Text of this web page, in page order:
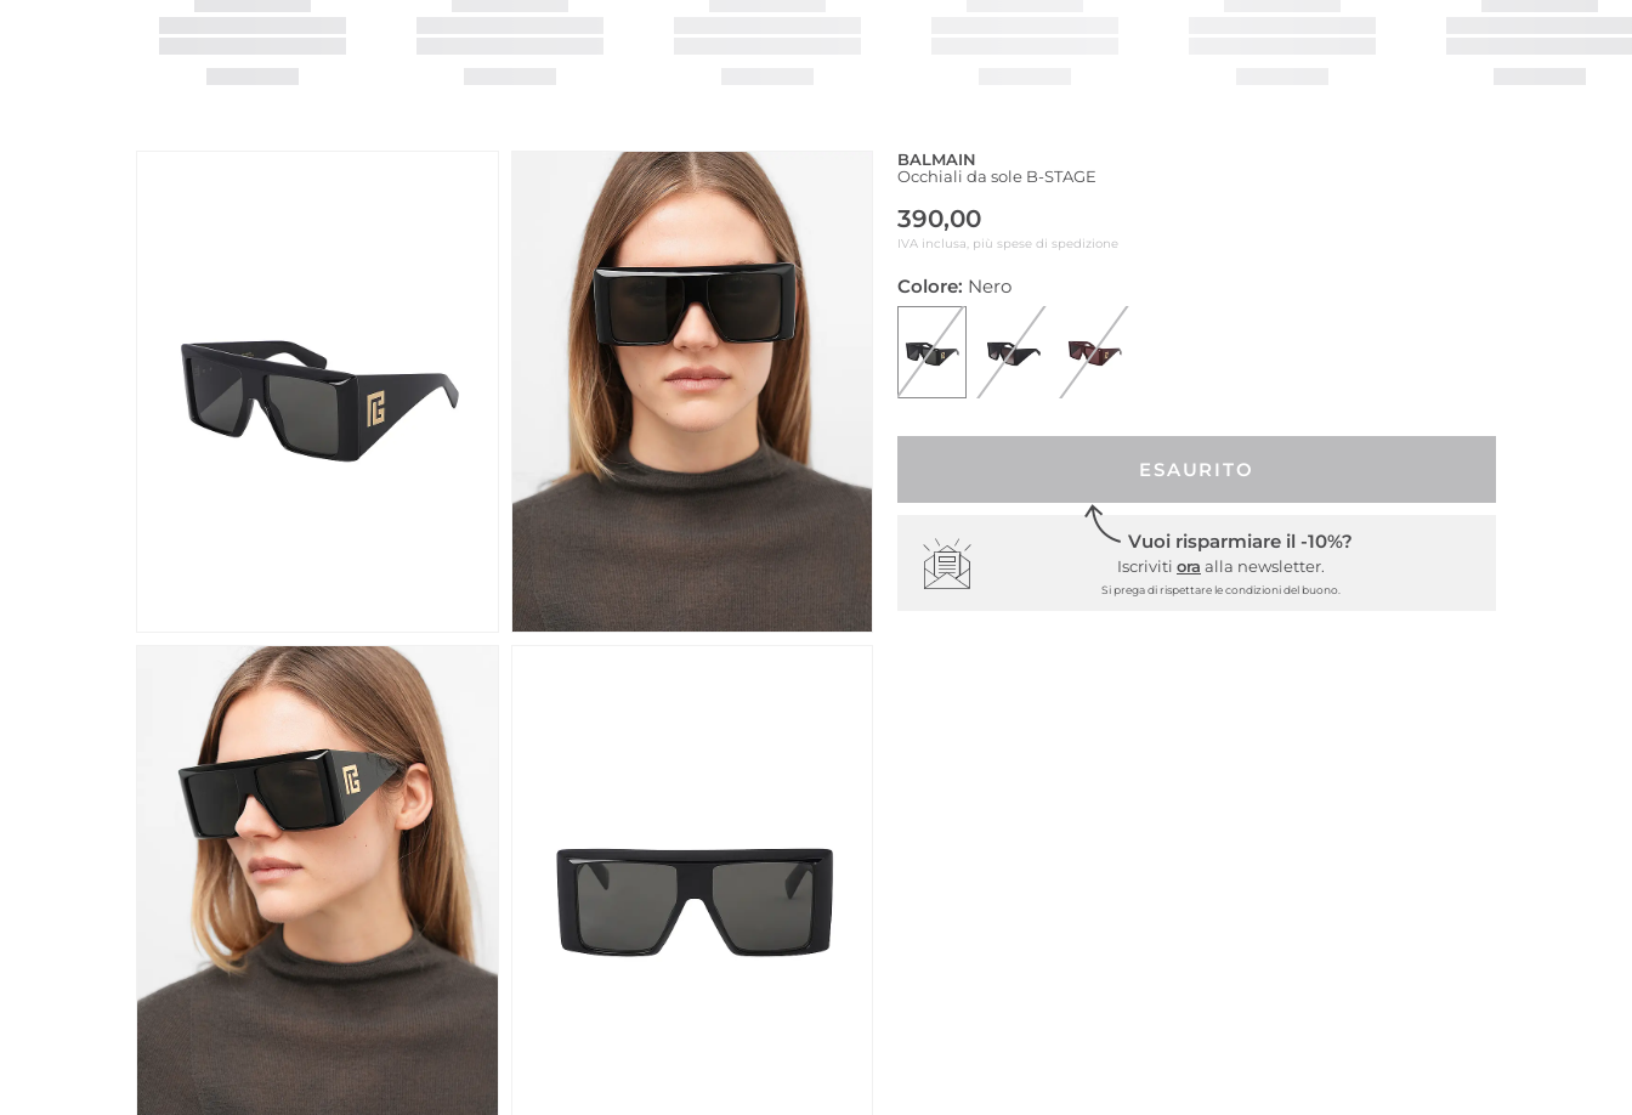
BALMAIN
Occhiali da sole B-STAGE
390,00
IVA inclusa, più spese di spedizione
Colore: Nero
ESAURITO
Vuoi risparmiare il -10%?
Iscriviti ora alla newsletter.
Si prega di rispettare le condizioni del buono.